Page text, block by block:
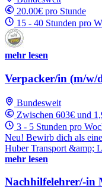
20.00€ pro Stunde
15 - 40 Stunden pro
mehr lesen
Verpacker/in (m/w/
Bundesweit
Zwischen 603€ und
3 - 5 Stunden pro
Neu! Bewirb dich als
Huber Transport &amp;
mehr lesen
Nachhilfelehrer/-in